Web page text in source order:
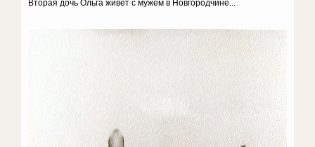
Вторая дочь Ольга живет с мужем в Новгородчине...